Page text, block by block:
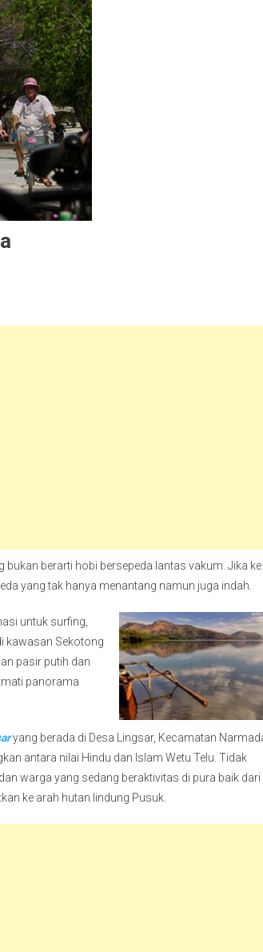
berarti hobi bersepeda lantas vakum. Jika ke
yang tak hanya menantang namun juga indah.
untuk surfing,
kawasan Sekotong
pasir putih dan
panorama
yang berada di Desa Lingsar, Kecamatan
antara nilai Hindu dan Islam Wetu Telu. Tidak
warga yang sedang beraktivitas di pura baik dari
ke arah hutan lindung Pusuk.